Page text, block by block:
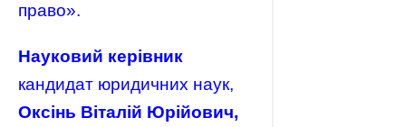
право».
Науковий керівник
кандидат юридичних наук,
Оксінь Віталій Юрійович,